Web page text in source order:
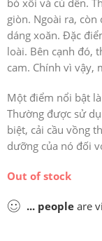
bó xôi và củ dền.
giòn. Ngoài ra,
dáng xoăn. Đặc
loài. Bên cạnh đó,
cam. Chính vì vậy,
Một điểm nổi bật
Thường được sử
biệt, cải cầu vồng
dưỡng của nó đối
Out of stock
... people are